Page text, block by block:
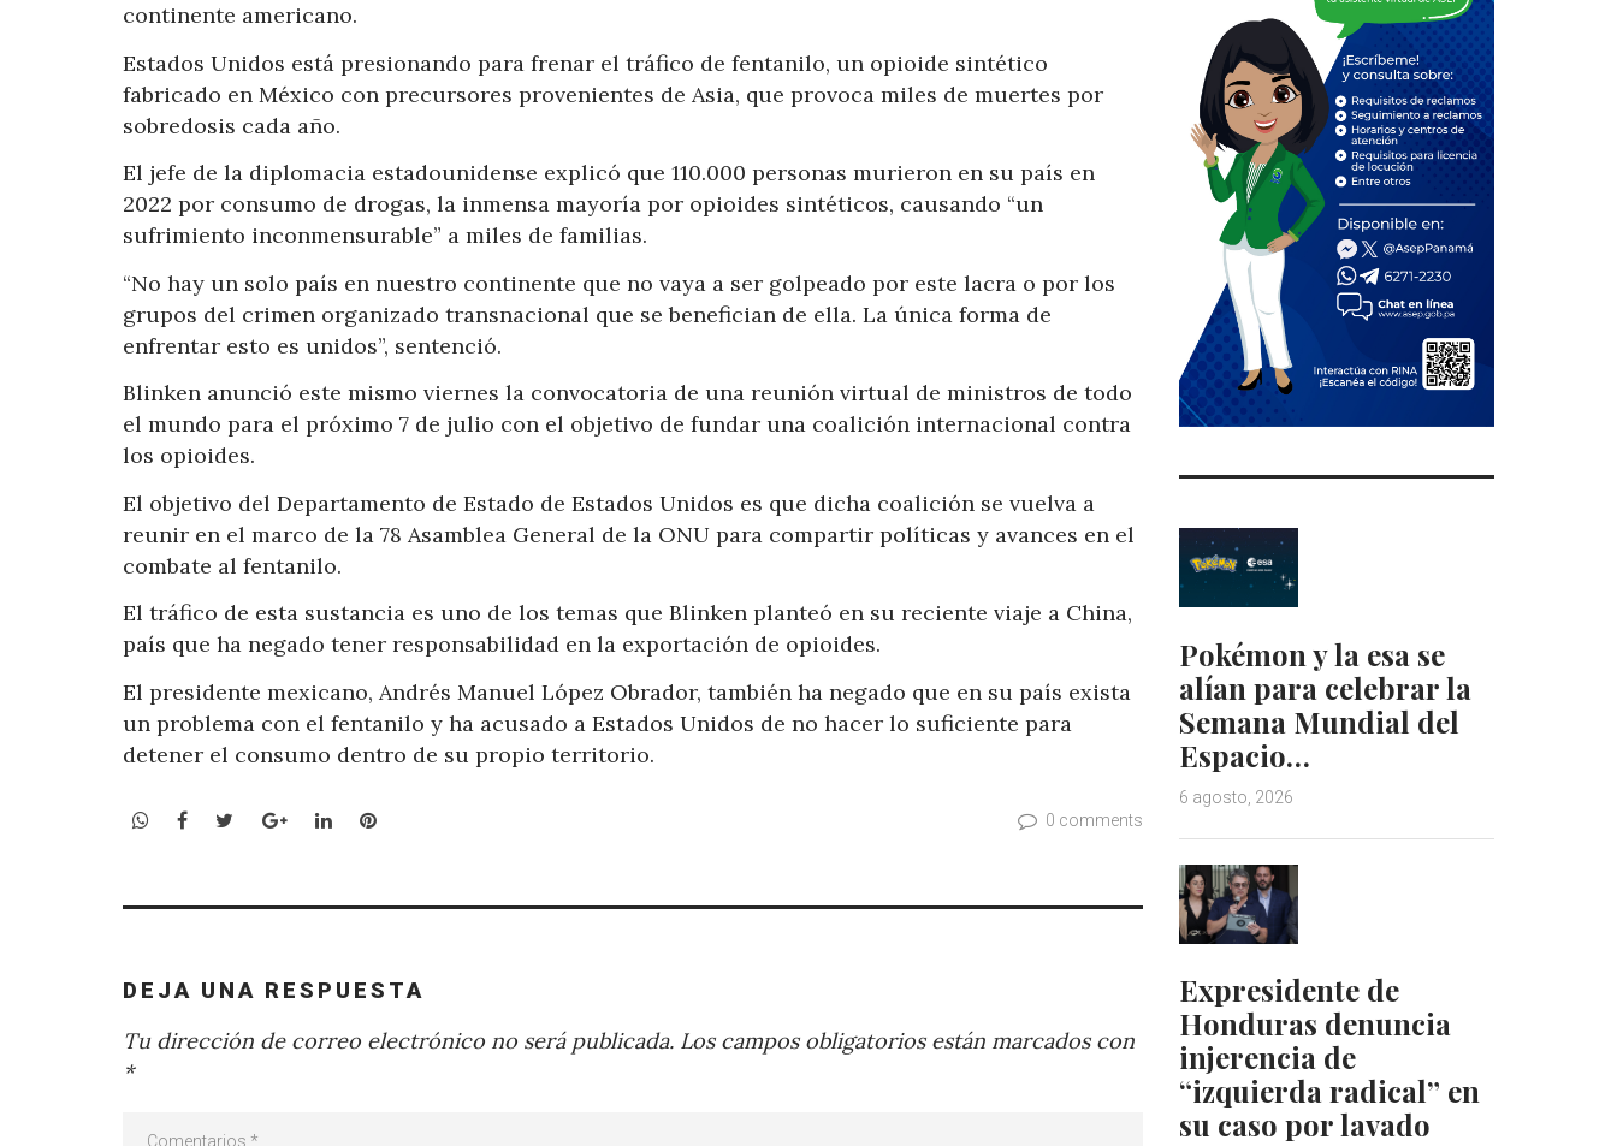
continente americano.
Estados Unidos está presionando para frenar el tráfico de fentanilo, un opioide sintético
fabricado en México con precursores provenientes de Asia, que provoca miles de muertes por
sobredosis cada año.
El jefe de la diplomacia estadounidense explicó que 110.000 personas murieron en su país en
2022 por consumo de drogas, la inmensa mayoría por opioides sintéticos, causando “un
sufrimiento inconmensurable” a miles de familias.
“No hay un solo país en nuestro continente que no vaya a ser golpeado por este lacra o por los
grupos del crimen organizado transnacional que se benefician de ella. La única forma de
enfrentar esto es unidos”, sentenció.
Blinken anunció este mismo viernes la convocatoria de una reunión virtual de ministros de todo
el mundo para el próximo 7 de julio con el objetivo de fundar una coalición internacional contra
los opioides.
El objetivo del Departamento de Estado de Estados Unidos es que dicha coalición se vuelva a
reunir en el marco de la 78 Asamblea General de la ONU para compartir políticas y avances en el
combate al fentanilo.
El tráfico de esta sustancia es uno de los temas que Blinken planteó en su reciente viaje a China,
país que ha negado tener responsabilidad en la exportación de opioides.
El presidente mexicano, Andrés Manuel López Obrador, también ha negado que en su país exista
un problema con el fentanilo y ha acusado a Estados Unidos de no hacer lo suficiente para
detener el consumo dentro de su propio territorio.
WhatsApp
Facebook
TwitterGoogle+LinkedInPinterest 0 comments
DEJA UNA RESPUESTA
Tu dirección de correo electrónico no será publicada. Los campos obligatorios están marcados con
*
Pokémon y la esa se
alían para celebrar la
Semana Mundial del
Espacio…
6 agosto, 2026
Expresidente de
Honduras denuncia
injerencia de
“izquierda radical” en
su caso por lavado